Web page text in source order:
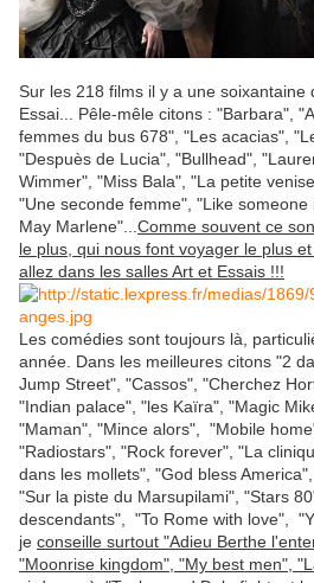
Sur les 218 films il y a une soixantaine
Essai... Pêle-mêle citons : "Barbara",
femmes du bus 678", "Les acacias",
"Despuès de Lucia", "Bullhead",
Wimmer", "Miss Bala", "La petite
"Une seconde femme", "Like
May Marlene"... Comme souvent ce
le plus, qui nous font voyager le plus
allez dans les salles Art et Essais !!!
Les comédies sont toujours là,
année. Dans les meilleures citons "2
Jump Street", "Cassos", "Cherchez
"Indian palace", "les Kaïra", "Magic
"Maman", "Mince alors", "Mobile
"Radiostars", "Rock forever", "La
dans les mollets", "God bless
"Sur la piste du Marsupilami", "Stars
descendants", "To Rome with love",
je conseille surtout "Adieu Berthe
"Moonrise kingdom", "My best men",